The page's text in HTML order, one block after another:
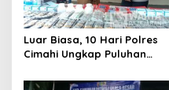
p
o
s
Luar Biasa, 10 Hari Polres
Cimahi Ungkap Puluhan
Ribu Butir OKT